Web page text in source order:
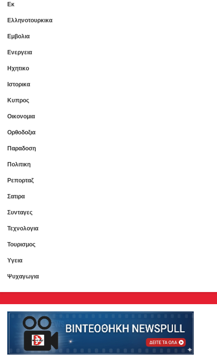
Εκ
Ελληνοτουρκικα
Εμβολια
Ενεργεια
Ηχητικο
Ιστορικα
Κυπρος
Οικονομια
Ορθοδοξια
Παραδοση
Πολιτικη
Ρεπορταζ
Σατιρα
Συνταγες
Τεχνολογια
Τουρισμος
Υγεια
Ψυχαγωγια